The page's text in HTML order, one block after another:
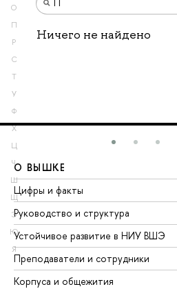
О
П
Р
С
Т
У
Ф
Х
Ц
Ч
Ш
Щ
Э
Ю
Я
Ничего не найдено
О ВЫШКЕ
Цифры и факты
Руководство и структура
Устойчивое развитие в НИУ ВШЭ
Преподаватели и сотрудники
Корпуса и общежития